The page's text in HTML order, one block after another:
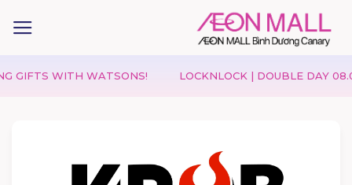
WITH WATSONS! LOCKNLOCK | DOUBLE DAY 08.08 –